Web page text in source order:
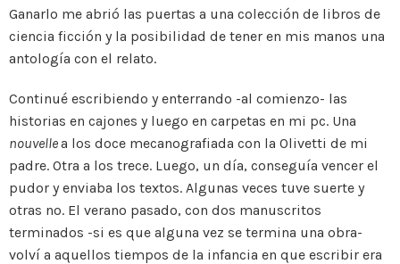
Ganarlo me abrió las puertas a una colección de libros de
ciencia ficción y la posibilidad de tener en mis manos una
antología con el relato.
Continué escribiendo y enterrando -al comienzo- las
historias en cajones y luego en carpetas en mi pc. Una
nouvellea los doce mecanografiada con la Olivetti de mi
padre. Otra a los trece. Luego, un día, conseguía vencer el
pudor y enviaba los textos. Algunas veces tuve suerte y
otras no. El verano pasado, con dos manuscritos
terminados -si es que alguna vez se termina una obra-
volví a aquellos tiempos de la infancia en que escribir era